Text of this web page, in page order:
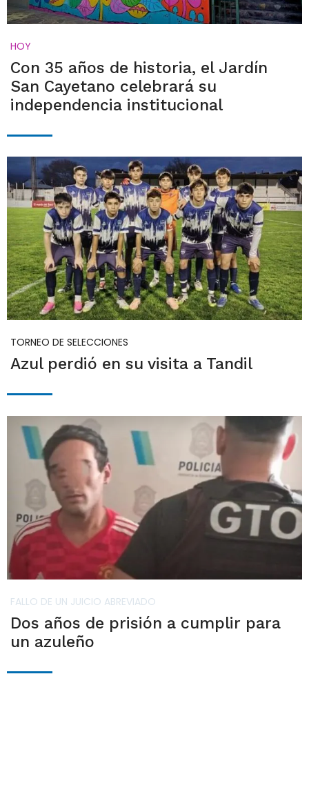
HOY
Con 35 años de historia, el Jardín
San Cayetano celebrará su
independencia institucional
TORNEO DE SELECCIONES
Azul perdió en su visita a Tandil
FALLO DE UN JUICIO ABREVIADO
Dos años de prisión a cumplir para
un azuleño